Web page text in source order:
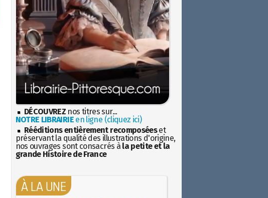
DÉCOUVREZ nos titres sur...
NOTRE LIBRAIRIEen ligne (cliquez ici)
Rééditions entièrement recomposéeset
préservant la qualité des illustrations d'origine,
nos ouvrages sont consacrés à la petite et la
grande Histoire de France
À LA UNE